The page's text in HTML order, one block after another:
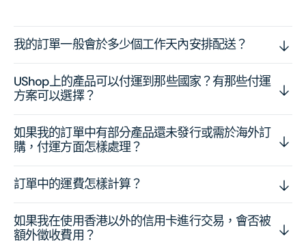
我的訂單一般會於多少個工作天內安排配送？
UShop上的產品可以付運到那些國家？有那些付運
方案可以選擇？
如果我的訂單中有部分產品還未發行或需於海外訂
購，付運方面怎樣處理？
訂單中的運費怎樣計算？
如果我在使用香港以外的信用卡進行交易，會否被
額外徵收費用？